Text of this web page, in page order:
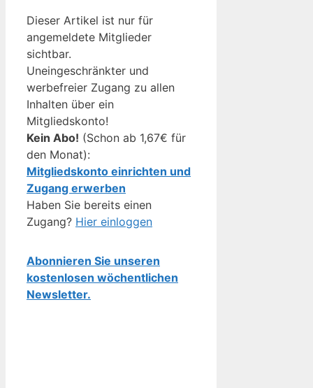
Dieser Artikel ist nur für
angemeldete Mitglieder
sichtbar.
Uneingeschränkter und
werbefreier Zugang zu allen
Inhalten über ein
Mitgliedskonto!
Kein Abo! (Schon ab 1,67€ für
den Monat):
Mitgliedskonto einrichten und
Zugang erwerben
Haben Sie bereits einen
Zugang? Hier einloggen
Abonnieren Sie unseren
kostenlosen wöchentlichen
Newsletter.